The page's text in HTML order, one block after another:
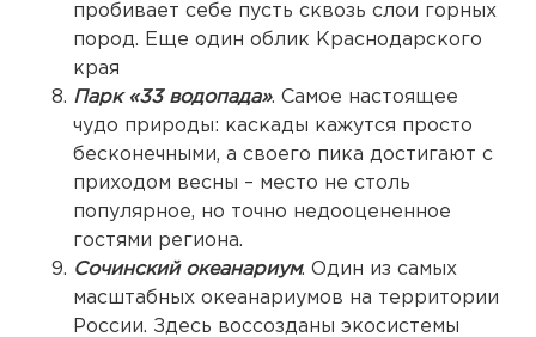
пробивает себе пусть сквозь слои горных
пород. Еще один облик Краснодарского
края
Парк «33 водопада». Самое настоящее
чудо природы: каскады кажутся просто
бесконечными, а своего пика достигают с
приходом весны – место не столь
популярное, но точно недооцененное
гостями региона.
Сочинский океанариум. Один из самых
масштабных океанариумов на территории
России. Здесь воссозданы экосистемы